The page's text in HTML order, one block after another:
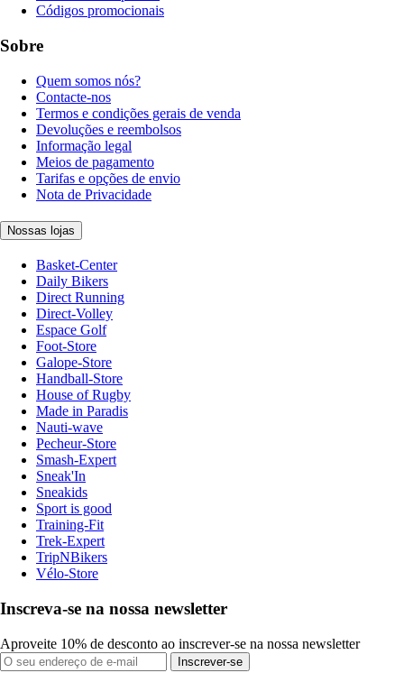
Códigos promocionais
Sobre
Quem somos nós?
Contacte-nos
Termos e condições gerais de venda
Devoluções e reembolsos
Informação legal
Meios de pagamento
Tarifas e opções de envio
Nota de Privacidade
Nossas lojas
Basket-Center
Daily Bikers
Direct Running
Direct-Volley
Espace Golf
Foot-Store
Galope-Store
Handball-Store
House of Rugby
Made in Paradis
Nauti-wave
Pecheur-Store
Smash-Expert
Sneak'In
Sneakids
Sport is good
Training-Fit
Trek-Expert
TripNBikers
Vélo-Store
Inscreva-se na nossa newsletter
Aproveite 10% de desconto ao inscrever-se na nossa newsletter
Inscrever-se